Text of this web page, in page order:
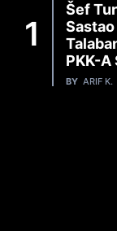
Šef
PKK-A
BY ARIF K.